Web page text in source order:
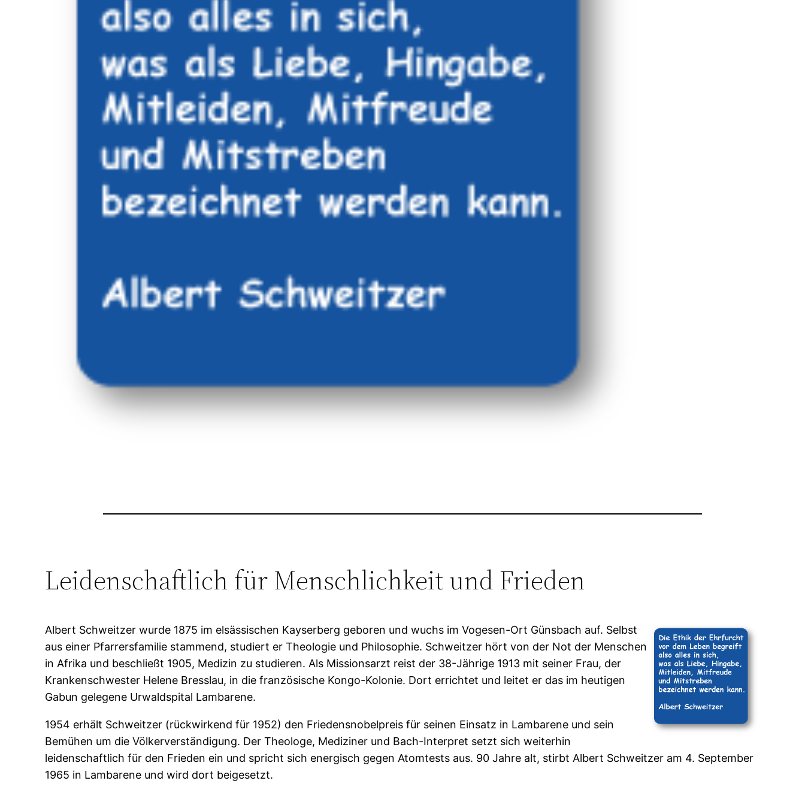
Leidenschaftlich für Menschlichkeit und Frieden
Albert Schweitzer wurde 1875 im elsässischen Kayserberg geboren und wuchs im Vogesen-Ort Günsbach auf. Selbst
aus einer Pfarrersfamilie stammend, studiert er Theologie und Philosophie. Schweitzer hört von der Not der Menschen
in Afrika und beschließt 1905, Medizin zu studieren. Als Missionsarzt reist der 38-Jährige 1913 mit seiner Frau, der
Krankenschwester Helene Bresslau, in die französische Kongo-Kolonie. Dort errichtet und leitet er das im heutigen
Gabun gelegene Urwaldspital Lambarene.
1954 erhält Schweitzer (rückwirkend für 1952) den Friedensnobelpreis für seinen Einsatz in Lambarene und sein
Bemühen um die Völkerverständigung. Der Theologe, Mediziner und Bach-Interpret setzt sich weiterhin
leidenschaftlich für den Frieden ein und spricht sich energisch gegen Atomtests aus. 90 Jahre alt, stirbt Albert Schweitzer am 4. September
1965 in Lambarene und wird dort beigesetzt.